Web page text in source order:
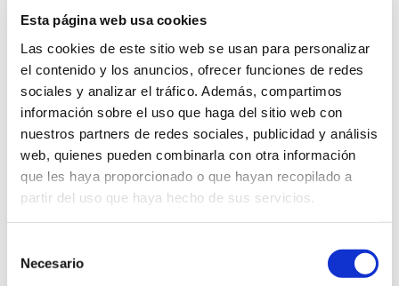
Esta página web usa cookies
Las cookies de este sitio web se usan para personalizar
el contenido y los anuncios, ofrecer funciones de redes
sociales y analizar el tráfico. Además, compartimos
información sobre el uso que haga del sitio web con
nuestros partners de redes sociales, publicidad y análisis
web, quienes pueden combinarla con otra información
que les haya proporcionado o que hayan recopilado a
partir del uso que haya hecho de sus servicios.
Necesario
24 des. 2020
0 M'agrada
0 Comentaris
1462 Visites